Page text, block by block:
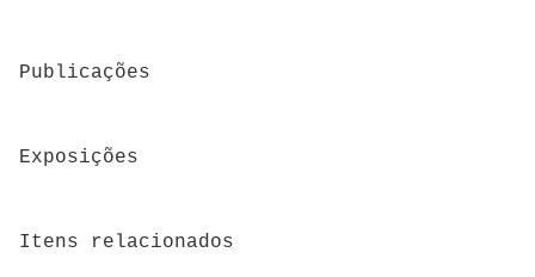
Publicações
Exposições
Itens relacionados